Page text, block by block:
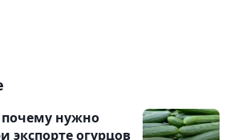
нужно
экспорте огурцов